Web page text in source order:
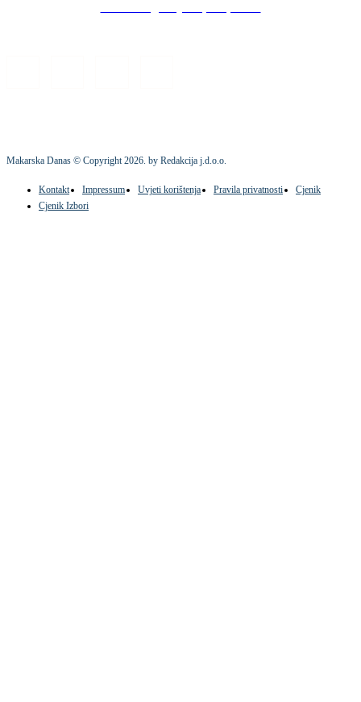
Makarska Danas © Copyright2026. by Redakcija j.d.o.o.
Kontakt Impressum Uvjeti korištenja Pravila privatnosti
Cjenik
Cjenik Izbori